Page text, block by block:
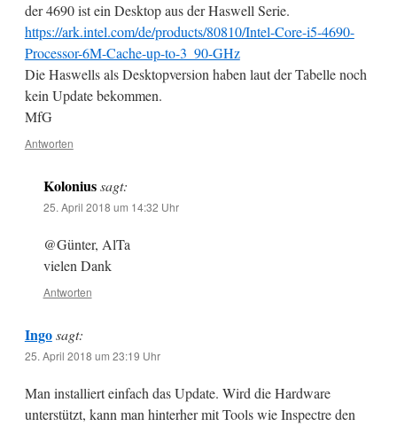
der 4690 ist ein Desktop aus der Haswell Serie.
https://ark.intel.com/de/products/80810/Intel-Core-i5-4690-
Processor-6M-Cache-up-to-3_90-GHz
Die Haswells als Desktopversion haben laut der Tabelle noch
kein Update bekommen.
MfG
Antworten
Kolonius sagt:
25. April 2018 um 14:32 Uhr
@Günter, AlTa
vielen Dank
Antworten
Ingo sagt:
25. April 2018 um 23:19 Uhr
Man installiert einfach das Update. Wird die Hardware
unterstützt, kann man hinterher mit Tools wie Inspectre den